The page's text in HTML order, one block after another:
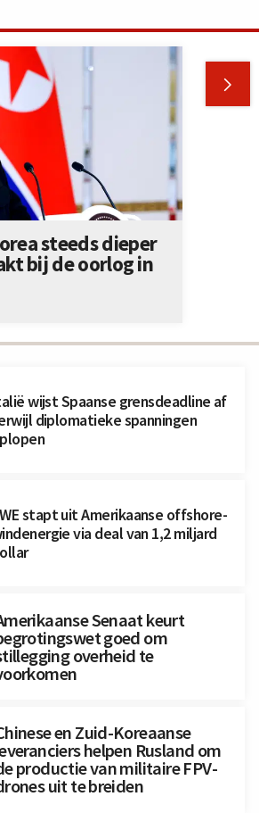
wijst Spaanse grensdeadline af
diplomatieke spanningen
stapt uit Amerikaanse offshore-
via deal van 1,2 miljard
Senaat keurt
goed om
overheid te
en Zuid-Koreaanse
helpen Rusland om
productie van militaire FPV-
uit te breiden

steeds dieper
bij de oorlog in